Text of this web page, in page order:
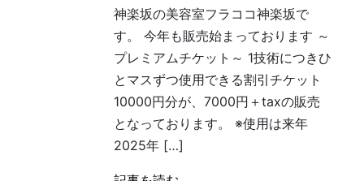
神楽坂の美容室フラココ神楽坂で
す。 今年も販売始まっております ～
プレミアムチケット～ 1技術につきひ
とマスずつ使用できる割引チケット
10000円分が、7000円＋taxの販売
となっております。 ※使用は来年
2025年 […]